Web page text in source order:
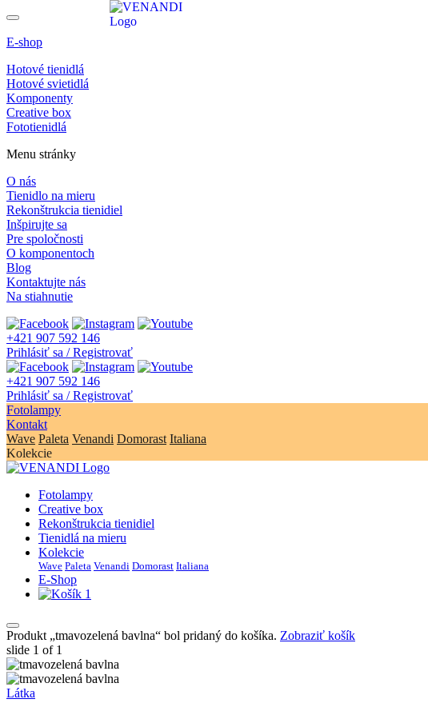
E-shop
Hotové tienidlá
Hotové svietidlá
Komponenty
Creative box
Fototienidlá
Menu stránky
O nás
Tienidlo na mieru
Rekonštrukcia tienidiel
Inšpirujte sa
Pre spoločnosti
O komponentoch
Blog
Kontaktujte nás
Na stiahnutie
+421 907 592 146
Prihlásiť sa / Registrovať
+421 907 592 146
Prihlásiť sa / Registrovať
Fotolampy
Kontakt
Wave Paleta Venandi Domorast Italiana
Kolekcie
Fotolampy
Creative box
Rekonštrukcia tienidiel
Tienidlá na mieru
Kolekcie
Wave Paleta Venandi Domorast Italiana
E-Shop
1
Produkt „tmavozelená bavlna“ bol pridaný do košíka. Zobraziť košík
slide 1 of 1
Látka